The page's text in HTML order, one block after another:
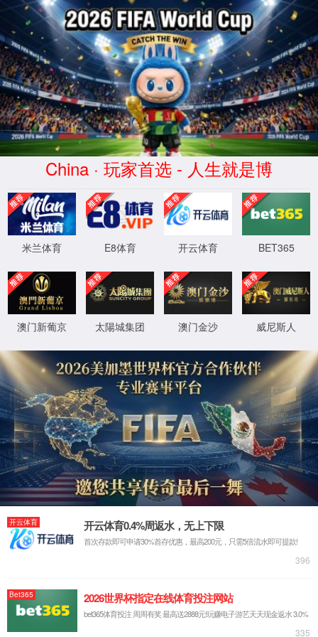
2026买世界杯赛事网站(中国
区)-Official website
返回首页